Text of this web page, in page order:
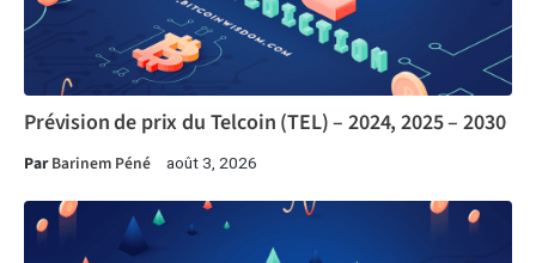
Prévision de prix du Telcoin (TEL) – 2024, 2025 – 2030
ParBarinem Péné août 3, 2026